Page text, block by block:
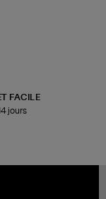
FACILE
jours